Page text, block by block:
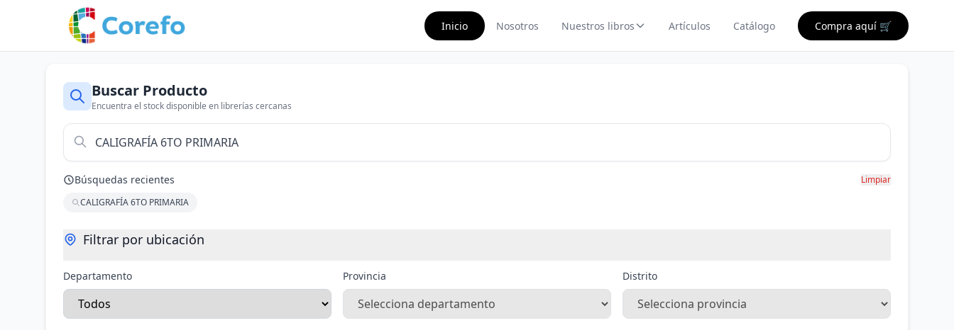
Inicio Nosotros Nuestros libros Artículos Catálogo Compra aquí 🛒
Buscar Producto
Encuentra el stock disponible en librerías cercanas
Búsquedas recientes
Limpiar
CALIGRAFÍA 6TO PRIMARIA
Filtrar por ubicación
Departamento Provincia Distrito